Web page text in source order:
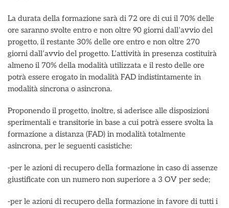
La durata della formazione sarà di 72 ore di cui il 70% delle
ore saranno svolte entro e non oltre 90 giorni dall’avvio del
progetto, il restante 30% delle ore entro e non oltre 270
giorni dall’avvio del progetto. L’attività in presenza costituirà
almeno il 70% della modalità utilizzata e il resto delle ore
potrà essere erogato in modalità FAD indistintamente in
modalità sincrona o asincrona.
Proponendo il progetto, inoltre, si aderisce alle disposizioni
sperimentali e transitorie in base a cui potrà essere svolta la
formazione a distanza (FAD) in modalità totalmente
asincrona, per le seguenti casistiche:
-per le azioni di recupero della formazione in caso di assenze
giustificate con un numero non superiore a 3 OV per sede;
-per le azioni di recupero della formazione in favore di tutti i